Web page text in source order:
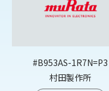
#B953AS-1R7N=P3
村田製作所